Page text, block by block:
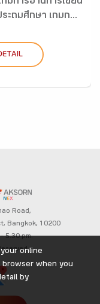
กมการอ่านการเขียน
ระถมศึกษา เกมก...
Road,
Bangkok, 10200
5.30 pm.
online
browser when you
by